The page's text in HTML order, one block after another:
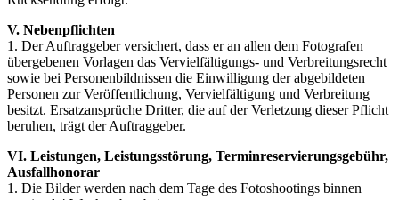
V. Nebenpflichten
1. Der Auftraggeber versichert, dass er an allen dem Fotografen
übergebenen Vorlagen das Vervielfältigungs- und Verbreitungsrecht
sowie bei Personenbildnissen die Einwilligung der abgebildeten
Personen zur Veröffentlichung, Vervielfältigung und Verbreitung
besitzt. Ersatzansprüche Dritter, die auf der Verletzung dieser Pflicht
beruhen, trägt der Auftraggeber.
VI. Leistungen, Leistungsstörung, Terminreservierungsgebühr,
Ausfallhonorar
1. Die Bilder werden nach dem Tage des Fotoshootings binnen